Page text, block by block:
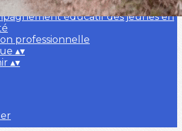
Emmaüs de Satu Mare
éducatif des jeunes en
professionnelle
▴▾
▴▾